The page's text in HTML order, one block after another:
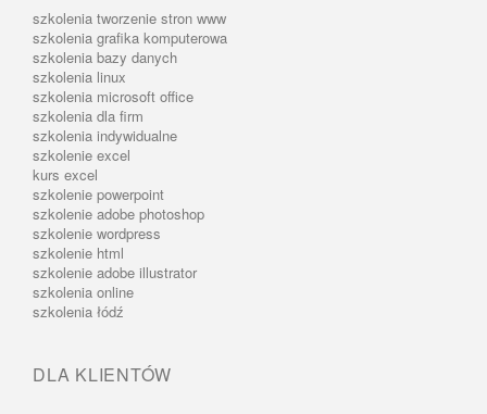
szkolenia tworzenie stron www
szkolenia grafika komputerowa
szkolenia bazy danych
szkolenia linux
szkolenia microsoft office
szkolenia dla firm
szkolenia indywidualne
szkolenie excel
kurs excel
szkolenie powerpoint
szkolenie adobe photoshop
szkolenie wordpress
szkolenie html
szkolenie adobe illustrator
szkolenia online
szkolenia łódź
DLA KLIENTÓW